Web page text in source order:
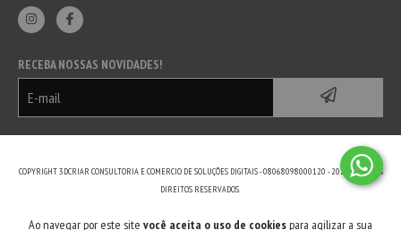
Ao navegar por este site você aceita o uso de cookiespara agilizar a sua
RECEBA NOSSAS NOVIDADES!
COPYRIGHT 3DCRIAR CONSULTORIA E COMERCIO DE SOLUÇÕES DIGITAIS - 08068098000120 - 2026. TODOS OS
DIREITOS RESERVADOS.